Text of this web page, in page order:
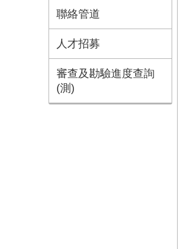
聯絡管道
人才招募
審查及勘驗進度查詢
(測)